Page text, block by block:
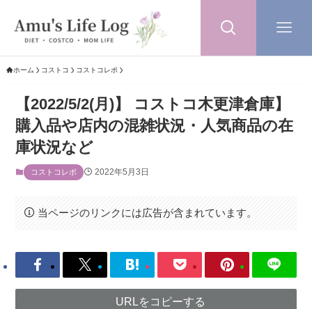
ホーム コストコ コストコレポ
【2022/5/2(月)】 コストコ木更津倉庫】
購入品や店内の混雑状況・人気商品の在
庫状況など
コストコレポ 2022年5月3日
当ページのリンクには広告が含まれています。
URLをコピーする